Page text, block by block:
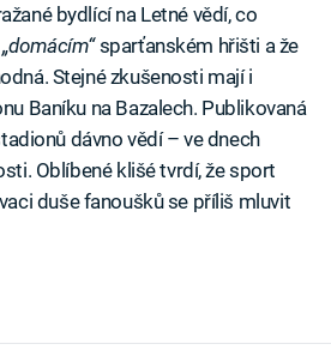
bydlící na Letné vědí, co
„domácím“sparťanském hřišti a že
Stejné zkušenosti mají i
Baníku na Bazalech. Publikovaná
dávno vědí – ve dnech
Oblíbené klišé tvrdí, že sport
duše fanoušků se příliš mluvit